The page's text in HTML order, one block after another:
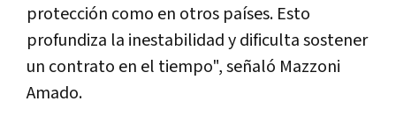
protección como en otros países. Esto
profundiza la inestabilidad y dificulta sostener
un contrato en el tiempo", señaló Mazzoni
Amado.